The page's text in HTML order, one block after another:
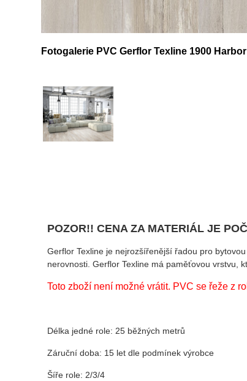
Fotogalerie PVC Gerflor Texline 1900
POZOR!! CENA ZA MATERIÁL JE
Gerflor Texline je nejrozšířenější řadou pro
nerovnosti. Gerflor Texline má paměťovou vrstvu,
Toto zboží není možné vrátit. PVC se řeže z
Délka jedné role: 25 běžných metrů
Záruční doba: 15 let dle podmínek výrobce
Šíře role: 2/3/4